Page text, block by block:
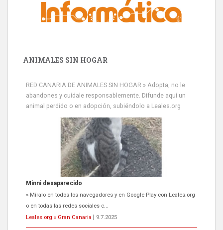
ANIMALES SIN HOGAR
RED CANARIA DE ANIMALES SIN HOGAR » Adopta, no le
abandones y cuídale responsablemente. Difunde aquí un
animal perdido o en adopción, subiéndolo a Leales.org
Minni desaparecido
» Míralo en todos los navegadores y en Google Play con Leales.org
o en todas las redes sociales c...
Leales.org » Gran Canaria
9.7.2025